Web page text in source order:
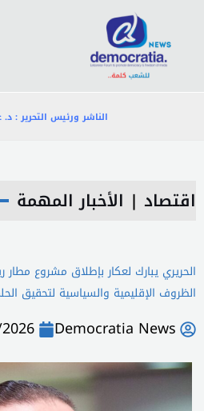
المحتوى
الناشر ورئيس التحرير : د.
اقتصاد | الأخبار المهمة
الحريري يبارك لعكار بإطلاق مشروع
الظروف الإقليمية والسياسية لتحقيق
Democratia News